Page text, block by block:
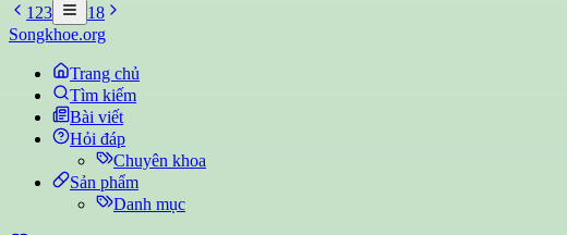
1 23
18
Songkhoe.org
Trang chủ
Tìm kiếm
Bài viết
Hỏi đáp
Chuyên khoa
Sản phẩm
Danh mục